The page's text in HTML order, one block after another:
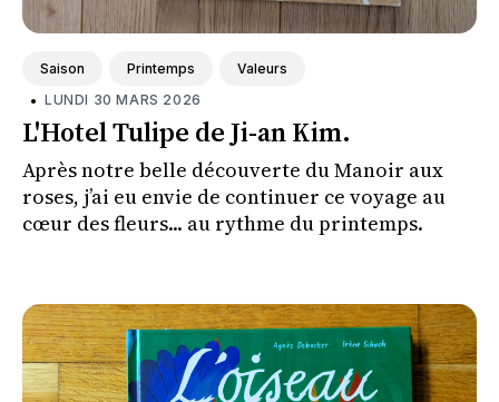
Saison Printemps Valeurs
• LUNDI 30 MARS 2026
L'Hotel Tulipe de Ji-an Kim.
Après notre belle découverte du Manoir aux
roses, j’ai eu envie de continuer ce voyage au
cœur des fleurs... au rythme du printemps.